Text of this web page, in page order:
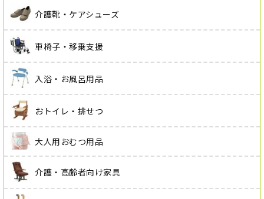
介護靴・ケアシューズ
車椅子・移乗支援
入浴・お風呂用品
おトイレ・排せつ
大人用おむつ用品
介護・高齢者向け家具